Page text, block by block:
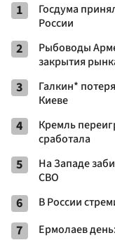
1
Госдума
России
2
Рыбоводы
закрытия
3
Галкин*
Киеве
4
Кремль
сработала
5
На Западе
СВО
6 В России
7 Ермолаев